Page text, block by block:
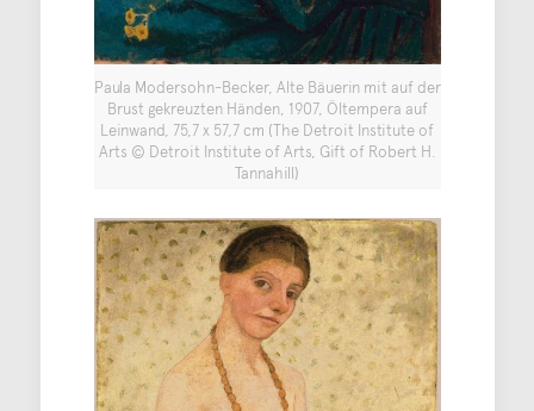
Paula Modersohn-Becker, Alte Bäuerin mit auf der
Brust gekreuzten Händen, 1907, Öltempera auf
Leinwand, 75,7 x 57,7 cm (The Detroit Institute of
Arts © Detroit Institute of Arts, Gift of Robert H.
Tannahill)